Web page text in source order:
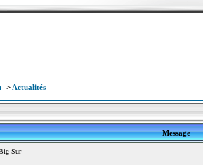
-> Actualités
Message
Sur